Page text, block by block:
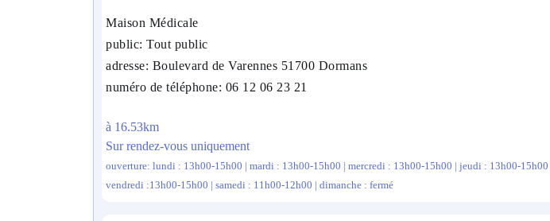
Maison Médicale
public: Tout public
adresse: Boulevard de Varennes 51700 Dormans
numéro de téléphone: 06 12 06 23 21
à 16.53km
Sur rendez-vous uniquement
ouverture: lundi : 13h00-15h00 | mardi : 13h00-15h00 | mercredi : 13h00-15h00 | jeudi : 13h00-15h00
vendredi :13h00-15h00 | samedi : 11h00-12h00 | dimanche : fermé